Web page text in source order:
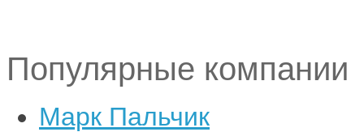
Популярные компании
Марк Пальчик